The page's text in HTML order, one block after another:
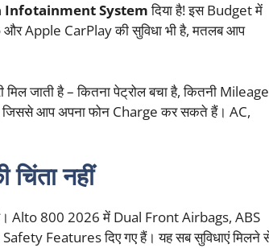
Infotainment Systemदिया है! इस Budget में
Apple CarPlay की सुविधा भी है, मतलब आप
जाती है – कितना पेट्रोल बचा है, कितनी Mileage
जिससे आप अपना फोन Charge कर सकते हैं। AC,
नहीं
Alto 800 2026 में Dual Front Airbags, ABS
Features दिए गए हैं। यह सब सुविधाएं मिलने